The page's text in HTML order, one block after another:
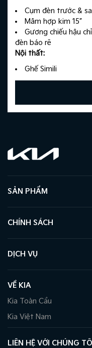
Cụm đèn trước &
Mâm hợp kim 15”
Gương chiếu hậu
đèn báo rẽ
Nội thất:
Ghế Simili
Màn hình đa thông
Kết nối Apple
Động cơ 1.25L –
Hệ thống treo trước
Hệ thống phanh
2 túi khí
Camera lùi
Hệ thống hỗ trợ
Brake System)
Hệ thống phân bổ
Brake-Force
Móc ghế an toàn
SẢN PHẨM
CHÍNH SÁCH
DỊCH VỤ
VỀ KIA
Kia Toàn Cầu
Kia Việt Nam
LIÊN HỆ VỚI CHÚNG TÔI